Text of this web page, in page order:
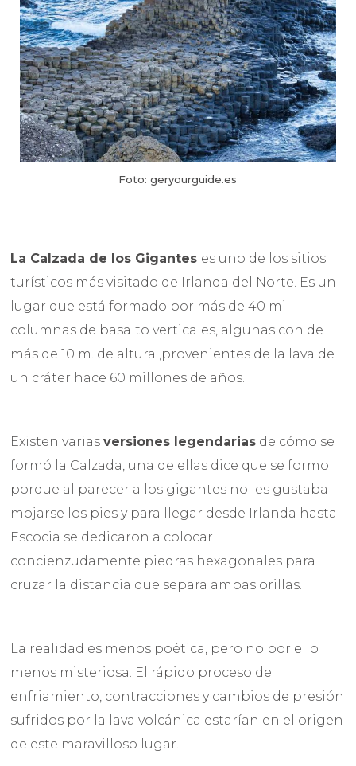
Foto: geryourguide.es
La Calzada de los Gigantes es uno de los sitios
turísticos más visitado de Irlanda del Norte. Es un
lugar que está formado por más de 40 mil
columnas de basalto verticales, algunas con de
más de 10 m. de altura ,provenientes de la lava de
un cráter hace 60 millones de años.
Existen variasversiones legendarias de cómo se
formó la Calzada, una de ellas dice que se formo
porque al parecer a los gigantes no les gustaba
mojarse los pies y para llegar desde Irlanda hasta
Escocia se dedicaron a colocar
concienzudamente piedras hexagonales para
cruzar la distancia que separa ambas orillas.
La realidad es menos poética, pero no por ello
menos misteriosa. El rápido proceso de
enfriamiento, contracciones y cambios de presión
sufridos por la lava volcánica estarían en el origen
de este maravilloso lugar.